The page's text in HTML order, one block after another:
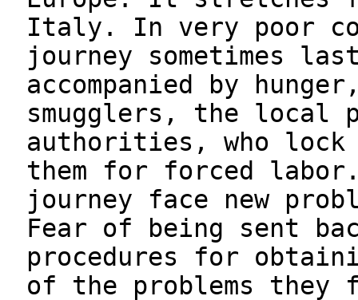
Italy. In very poor
journey sometimes
accompanied by
smugglers, the local
authorities, who lock
them for forced
journey face new
Fear of being sent
procedures for
of the problems they